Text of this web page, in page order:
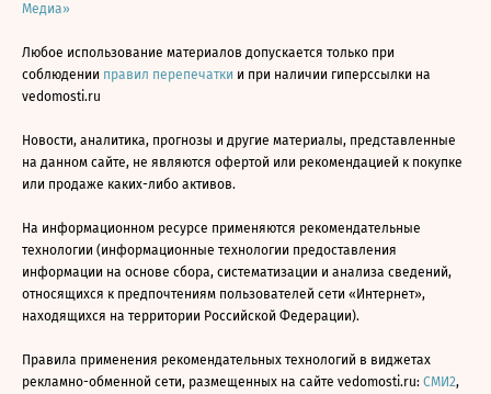
Медиа»
Любое использование материалов допускается только при
соблюдении правил перепечатки и при наличии гиперссылки на
vedomosti.ru
Новости, аналитика, прогнозы и другие материалы, представленные
на данном сайте, не являются офертой или рекомендацией к покупке
или продаже каких-либо активов.
На информационном ресурсе применяются рекомендательные
технологии (информационные технологии предоставления
информации на основе сбора, систематизации и анализа сведений,
относящихся к предпочтениям пользователей сети «Интернет»,
находящихся на территории Российской Федерации).
Правила применения рекомендательных технологий в виджетах
рекламно-обменной сети, размещенных на сайте vedomosti.ru: СМИ2,